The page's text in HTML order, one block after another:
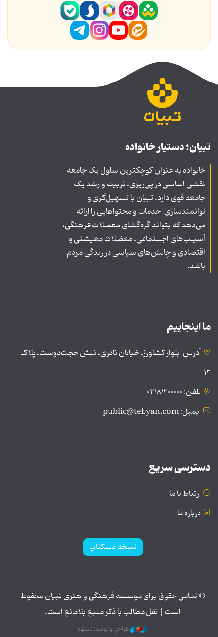
تبیان؛ دستیار خانواده
خانواده به عنوان کوچکترین سلول یک جامعه
نقشی اساسی در پی‌ریزی، تربیت و رشد یک
جامعه قوی دارد. تبیان با تسهیل‌گری و
توانمندسازی، خدمات و محتواهایی را ارائه
می‌دهد که بتواند گره‌گشای معضلات فرهنگی،
آسیـب‌های اجــتماعی، معضلات معیشتی و
اقتصادی و چالش‌های سیاسی در زندگی مردم
باشد.
ما اینجاییم
آدرس: بلوار کشاورز، خیابان نادری، نبش حجت‌دوست، پلاک
۱۲
تلفن: ۰۲۱۸۱۲۰۰۰۰۰
ایمیل: public@tebyan.com
دسترسی سریع
ارتباط با ما
درباره ما
نسخه دسکتاپ
© تمامی حقوق برای موسسه فرهنگی و هنری تبیان محفوظ
است | نقل مطالب با ذکر منبع بلامانع است.
طراحی و تولید: نستوه